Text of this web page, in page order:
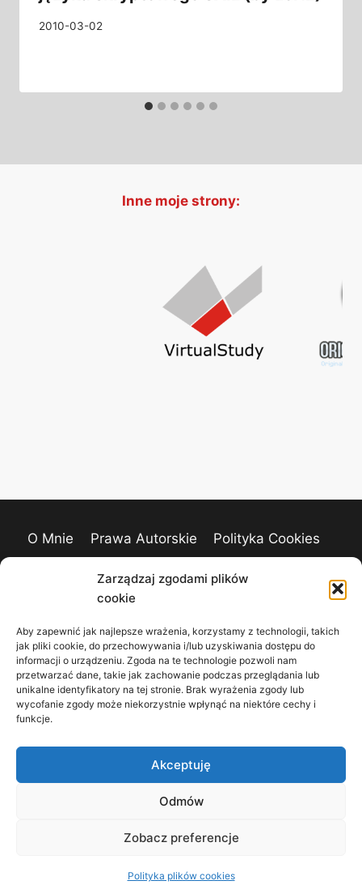
Zarządzaj zgodami plików
cookie
Aby zapewnić jak najlepsze wrażenia, korzystamy z technologii, takich
jak pliki cookie, do przechowywania i/lub uzyskiwania dostępu do
informacji o urządzeniu. Zgoda na te technologie pozwoli nam
przetwarzać dane, takie jak zachowanie podczas przeglądania lub
unikalne identyfikatory na tej stronie. Brak wyrażenia zgody lub
wycofanie zgody może niekorzystnie wpłynąć na niektóre cechy i
funkcje.
Akceptuję
Odmów
Zobacz preferencje
Polityka plików cookies
2010-03-02
Inne moje strony:
O Mnie Prawa Autorskie
Polityka Cookies
Copyright © 2004-2026 Daniel "zoNE" Gabryś.